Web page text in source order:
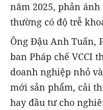
năm 2025, phản
thường có độ trễ
Ông Đậu Anh Tuấn,
ban Pháp chế VCCI
doanh nghiệp nhỏ
mới sản phẩm, cải
hay đầu tư cho